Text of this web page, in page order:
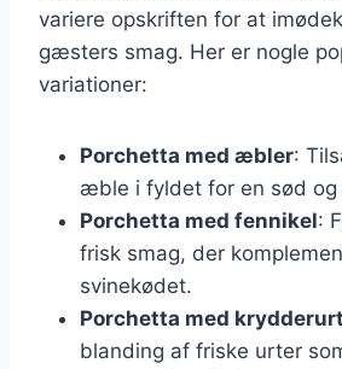
variere opskriften for at
gæsters smag. Her er nogle
variationer:
Porchetta med æbler:
æble i fyldet for en sød og
Porchetta med fennikel:
frisk smag, der
svinekødet.
Porchetta med
blanding af friske urter